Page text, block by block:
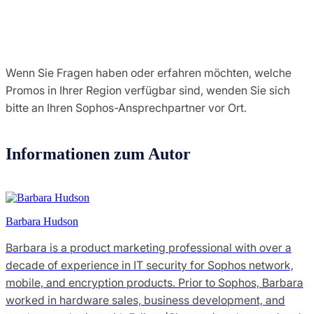
Wenn Sie Fragen haben oder erfahren möchten, welche
Promos in Ihrer Region verfügbar sind, wenden Sie sich
bitte an Ihren Sophos-Ansprechpartner vor Ort.
Informationen zum Autor
Barbara Hudson
Barbara is a product marketing professional with over a
decade of experience in IT security for Sophos network,
mobile, and encryption products. Prior to Sophos, Barbara
worked in hardware sales, business development, and